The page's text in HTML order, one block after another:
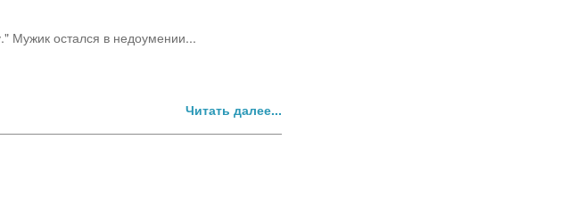
Мужик остался в недоумении...
Читать далее...